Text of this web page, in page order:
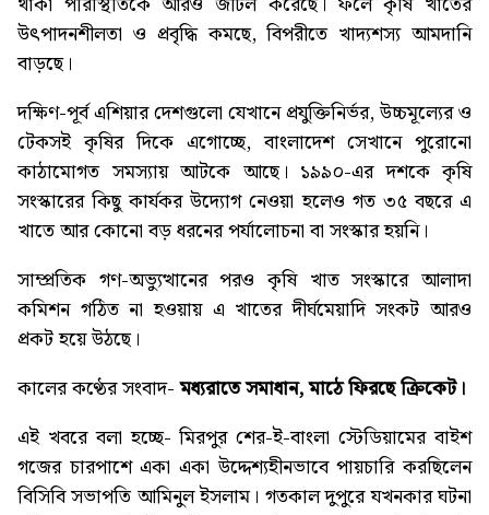
উৎপাদনশীলতা ও প্রবৃদ্ধি কমছে, বিপরীতে খাদ্যশস্য আমদানি
বাড়ছে।
দক্ষিণ-পূর্ব এশিয়ার দেশগুলো যেখানে প্রযুক্তিনির্ভর, উচ্চমূল্যের ও
টেকসই কৃষির দিকে এগোচ্ছে, বাংলাদেশ সেখানে পুরোনো
কাঠামোগত সমস্যায় আটকে আছে। ১৯৯০-এর দশকে কৃষি
সংস্কারের কিছু কার্যকর উদ্যোগ নেওয়া হলেও গত ৩৫ বছরে এ
খাতে আর কোনো বড় ধরনের পর্যালোচনা বা সংস্কার হয়নি।
সাম্প্রতিক গণ-অভ্যুত্থানের পরও কৃষি খাত সংস্কারে আলাদা
কমিশন গঠিত না হওয়ায় এ খাতের দীর্ঘমেয়াদি সংকট আরও
প্রকট হয়ে উঠছে।
কালের কণ্ঠের সংবাদ-মধ্যরাতে সমাধান, মাঠে ফিরছে ক্রিকেট।
এই খবরে বলা হচ্ছে- মিরপুর শের-ই-বাংলা স্টেডিয়ামের বাইশ
গজের চারপাশে একা একা উদ্দেশ্যহীনভাবে পায়চারি করছিলেন
বিসিবি সভাপতি আমিনুল ইসলাম। গতকাল দুপুরে যখনকার ঘটনা